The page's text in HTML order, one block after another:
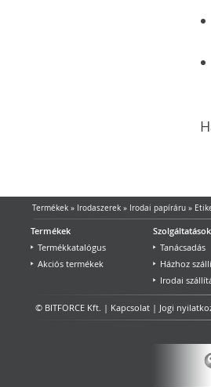
Termékek» Irodaszerek» Irodai papíráru»
Termékek
Termékkatalógus
Akciós termékek
Szolgáltatások
Tanácsadás
Házhoz
Irodai
© BITFORCE Kft. | Kapcsolat | Jogi